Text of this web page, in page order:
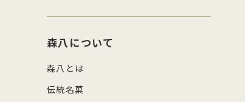
森八について
森八とは
伝統名菓